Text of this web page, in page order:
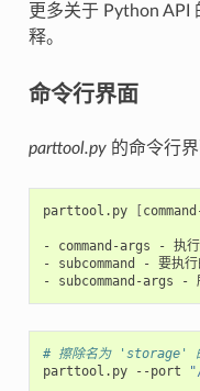
更多关于 Python API
释。
命令行界面
parttool.py的命令行界
parttool.py [
- command-args - 执
-
subcommand - 要执
-
subcommand-args -
# 擦除名为 'storage'
parttool.py
--port